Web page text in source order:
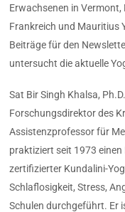
Erwachsenen in
Frankreich und Mauritius
Beiträge für den
untersucht die aktuelle
Sat Bir Singh Khalsa,
Forschungsdirektor des
Assistenzprofessor für
praktiziert seit 1973
zertifizierter Kundalini-
Schlaflosigkeit, Stress,
Schulen durchgeführt. Er